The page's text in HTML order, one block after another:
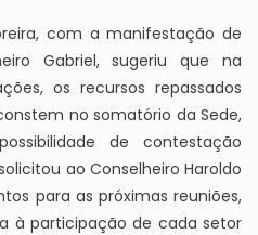
com a manifestação de
Gabriel, sugeriu que na
os recursos repassados
no somatório da Sede,
de contestação
ao Conselheiro Haroldo
para as próximas reuniões,
à participação de cada setor